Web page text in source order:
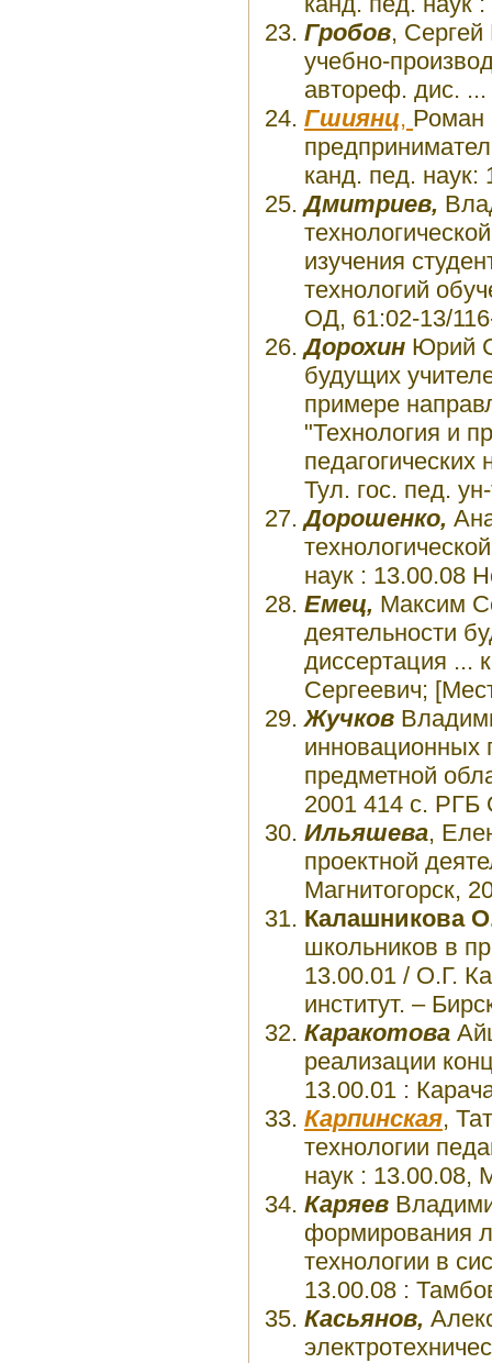
Гробов, Сергей
учебно-
автореф. дис. ...
Гшиянц, Роман
канд. пед.
Дмитриев,
изучения
технологий
ОД, 61:02-13/
Дорохин Юрий
будущих
примере
"Технология и
Тул. гос. пед.
Дорошенко,
наук : 13.00.08
Емец, Максим
деятельности
диссертация ...
Сергеевич;
Жучков
инновационных
предметной
2001 414 с. РГБ
Ильяшева,
проектной
Магнитогорск,
Калашникова
школьников в
13.00.01 / О.Г.
институт. –
Каракотова
реализации
13.00.01 :
Карпинская,
технологии
наук : 13.00.08,
Каряев
формирования
технологии в
13.00.08 :
Касьянов,